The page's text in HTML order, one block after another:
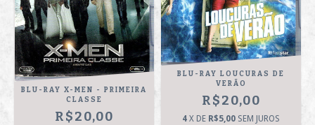
BLU-RAY X-MEN - PRIMEIRA
CLASSE
R$20,00
BLU-RAY LOUCURAS DE
VERÃO
R$20,00
4 X DE R$5,00 SEM JUROS